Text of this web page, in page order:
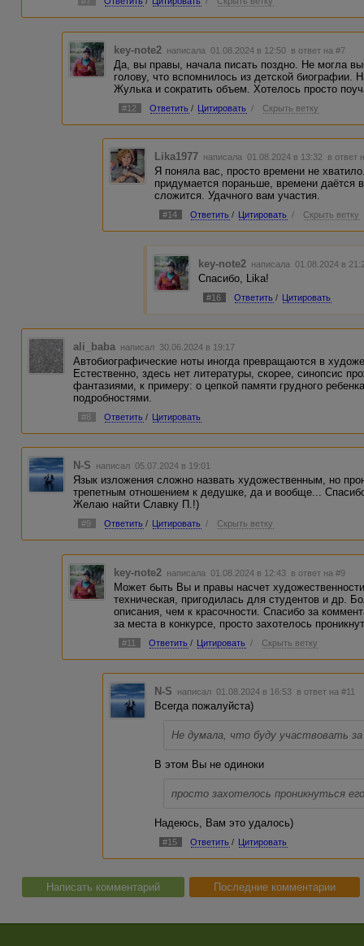
key-note2 написала 01.08.2024 в 12:50 в ответ на #7
Да, вы правы, начала писать поздно. Не могла
голову, что вспомнилось из детской биографии.
Жулька и сократить объем. Хотелось просто
#12 Ответить / Цитировать / Скрыть ветку
Lika1977 написала 01.08.2024 в 13:32 в ответ
Я поняла вас, просто времени не
придумается пораньше, времени
сложится. Удачного вам участия.
#14 Ответить / Цитировать / Скрыть ветку
key-note2 написала 01.08.2024 в
Спасибо, Lika!
#16 Ответить / Цитировать
ali_baba написал 30.06.2024 в 19:17
Автобиографические ноты иногда превращаются в
Естественно, здесь нет литературы, скорее, синопсис
фантазиями, к примеру: о цепкой памяти грудного
подробностями.
#8 Ответить / Цитировать
N-S написал 05.07.2024 в 19:01
Язык изложения сложно назвать художественным, но
трепетным отношением к дедушке, да и вообще...
Желаю найти Славку П.!)
#9 Ответить / Цитировать / Скрыть ветку
key-note2 написала 01.08.2024 в 12:43 в ответ на #9
Может быть Вы и правы насчет
техническая, пригодилась для студентов и др.
описания, чем к красочности. Спасибо за
за места в конкурсе, просто захотелось
#11 Ответить / Цитировать / Скрыть ветку
N-S написал 01.08.2024 в 16:53 в ответ на #11
Всегда пожалуйста)
Не думала, что буду участвовать
В этом Вы не одиноки
просто захотелось проникнуться
Надеюсь, Вам это удалось)
#15 Ответить / Цитировать
Написать комментарий Последние комментарии